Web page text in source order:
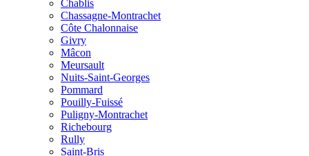
Chablis
Chassagne-Montrachet
Côte Chalonnaise
Givry
Mâcon
Meursault
Nuits-Saint-Georges
Pommard
Pouilly-Fuissé
Puligny-Montrachet
Richebourg
Rully
Saint-Bris